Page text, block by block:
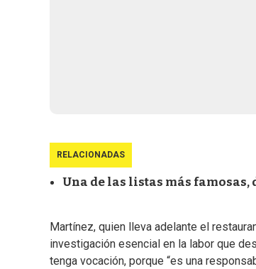
RELACIONADAS
Una de las listas más famosas,
Martínez, quien lleva adelante el
investigación esencial en la labor que
tenga vocación, porque “es una